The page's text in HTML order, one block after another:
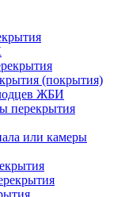
(покрытия)
ЖБИ
перекрытия
или камеры